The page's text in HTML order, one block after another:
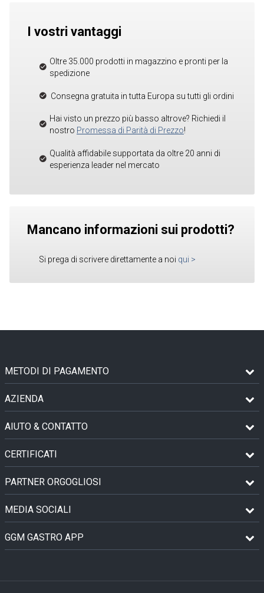
I vostri vantaggi
Oltre 35.000 prodotti in magazzino e pronti per la
spedizione
Consegna gratuita in tutta Europa su tutti gli ordini
Hai visto un prezzo più basso altrove? Richiedi il
nostro Promessa di Parità di Prezzo!
Qualità affidabile supportata da oltre 20 anni di
esperienza leader nel mercato
Mancano informazioni sui prodotti?
Si prega di scrivere direttamente a noi qui >
METODI DI PAGAMENTO
AZIENDA
AIUTO & CONTATTO
CERTIFICATI
PARTNER ORGOGLIOSI
MEDIA SOCIALI
GGM GASTRO APP